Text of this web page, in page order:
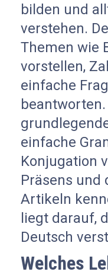
bilden und
verstehen.
Themen wie
vorstellen,
einfache
einfache
Konjugation
Präsens und
Artikeln
liegt darauf,
Deutsch
Welches